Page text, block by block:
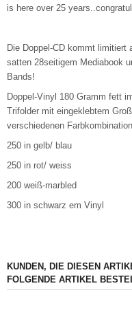
is here over 25
Die Doppel-CD kommt
satten 28seitigem Mediabook
Bands!
Doppel-Vinyl 180 Gramm fett
Trifolder mit eingeklebtem
verschiedenen
250 in gelb/ blau
250 in rot/ weiss
200 weiß-marbled
300 in schwarz em Vinyl
KUNDEN, DIE DIESEN
FOLGENDE ARTIKEL